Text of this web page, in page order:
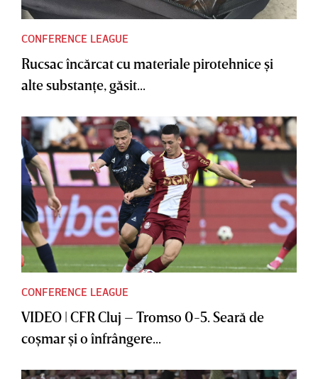
CONFERENCE LEAGUE
Rucsac încărcat cu materiale pirotehnice şi
alte substanţe, găsit...
CONFERENCE LEAGUE
VIDEO | CFR Cluj – Tromso 0-5. Seară de
coşmar şi o înfrângere...